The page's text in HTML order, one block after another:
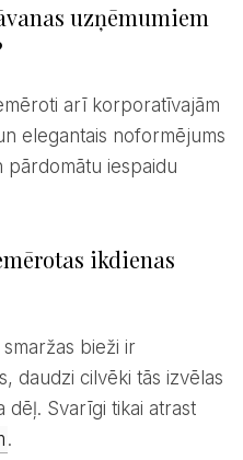
uzņēmumiem
arī korporatīvajām
elegantais noformējums
iespaidu
ikdienas
daudzi cilvēki tās izvēlas
dēļ. Svarīgi tikai atrast
.